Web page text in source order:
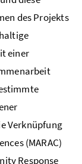
des Projekts
einer
Verknüpfung
(MARAC)
Response